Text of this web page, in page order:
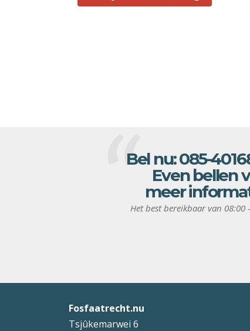
Bel nu:085-
Even bellen
meer
Het best bereikbaar van 08:00
Fosfaatrecht.nu
Tsjûkemarwei 6